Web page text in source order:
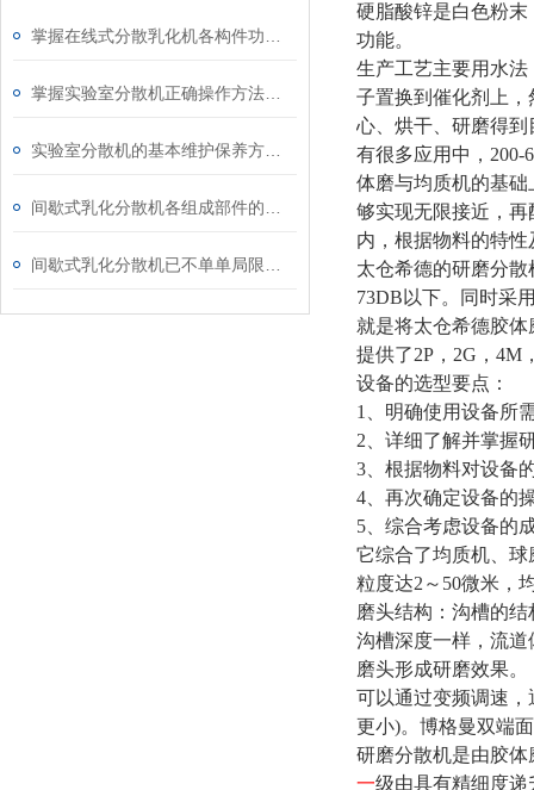
硬脂酸锌是白色粉
功能。
生产工艺主要用水
子置换到催化剂上
心、烘干、研磨得
有很多应用中，200-
体磨与均质机的基
够实现无限接近，
内，根据物料的特
太仓希德的研磨分
73DB以下。同时采
就是将太仓希德胶
提供了2P，2G，4M
设备的选型要点：
1、明确使用设备所
2、详细了解并掌握
3、根据物料对设备
4、再次确定设备的
5、综合考虑设备的
它综合了均质机、
粒度达2～50微米，
磨头结构：沟槽的
沟槽深度一样，流
磨头形成研磨效果。
可以通过变频调速，
更小)。博格曼双端
研磨分散机是由胶
一级由具有精细度